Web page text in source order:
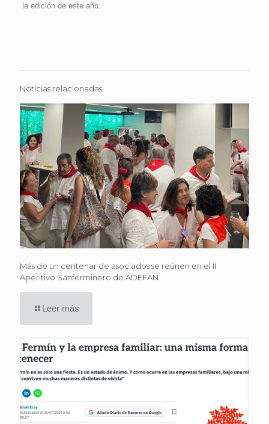
la edición de este año.
Noticias relacionadas
Más de un centenar de asociados se reúnen en el II
Aperitivo Sanferminero de ADEFAN
Leer más